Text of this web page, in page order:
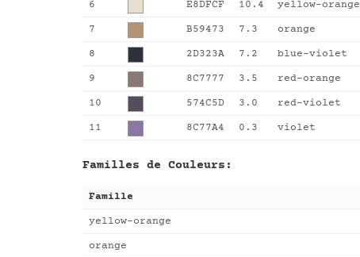
6 E8DFCF 10.4 yellow-orange
7 B59473 7.3 orange
8 2D323A 7.2 blue-violet
9 8C7777 3.5 red-orange
10 574C5D 3.0 red-violet
11 8C77A4 0.3 violet
Familles de Couleurs:
Famille
yellow-orange
orange